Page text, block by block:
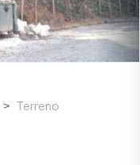
Terreno